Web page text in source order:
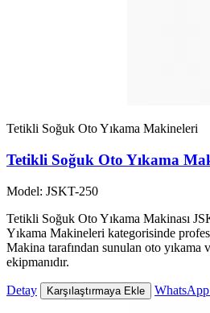
Tetikli Soğuk Oto Yıkama Makineleri
Tetikli Soğuk Oto Yıkama
Model: JSKT-250
Tetikli Soğuk Oto Yıkama Makinası
Yıkama Makineleri kategorisinde
Makina tarafından sunulan oto yıkama
ekipmanıdır.
Detay Karşılaştırmaya Ekle